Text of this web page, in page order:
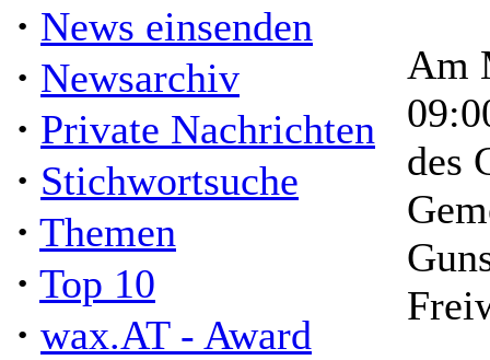
· News einsenden
· Newsarchiv
· Private Nachrichten
· Stichwortsuche
· Themen
· Top 10
· wax.AT - Award
Am
des